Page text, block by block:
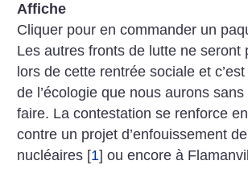
Affiche
Cliquer pour en commander un
Les autres fronts de lutte ne seront
lors de cette rentrée sociale et
de l’écologie que nous aurons
faire. La contestation se renforce
contre un projet d’enfouissement
nucléaires [1] ou encore à